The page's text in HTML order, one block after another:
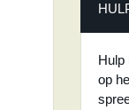
Hulp
op